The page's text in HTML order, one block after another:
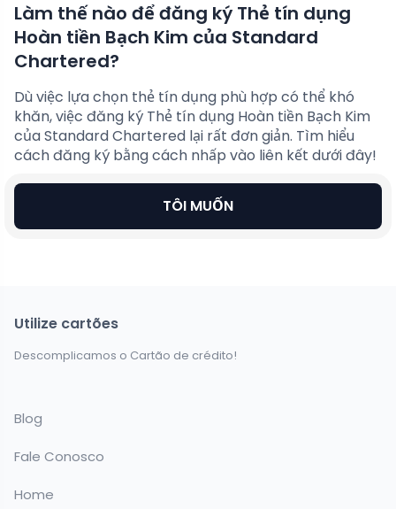
Làm thế nào để đăng ký Thẻ tín dụng
Hoàn tiền Bạch Kim của Standard
Chartered?
Dù việc lựa chọn thẻ tín dụng phù hợp có thể khó
khăn, việc đăng ký Thẻ tín dụng Hoàn tiền Bạch Kim
của Standard Chartered lại rất đơn giản. Tìm hiểu
cách đăng ký bằng cách nhấp vào liên kết dưới đây!
TÔI MUỐN
Utilize cartões
Descomplicamos o Cartão de crédito!
Blog
Fale Conosco
Home